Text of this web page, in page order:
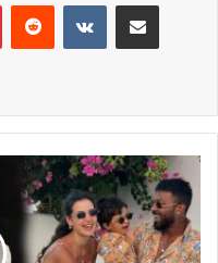
PinterestReddit VKontakteShare via Email